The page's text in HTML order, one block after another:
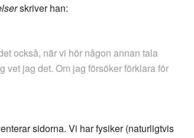
skriver han:
också, när vi hör någon annan tala
vet jag det. Om jag försöker förklara för
sidorna. Vi har fysiker (naturligtvis